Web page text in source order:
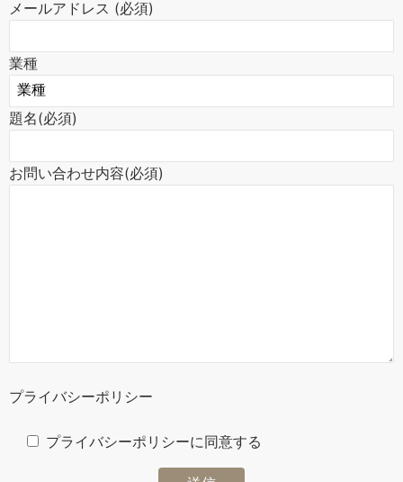
メールアドレス (必須)
業種
題名(必須)
お問い合わせ内容(必須)
プライバシーポリシー
プライバシーポリシーに同意する